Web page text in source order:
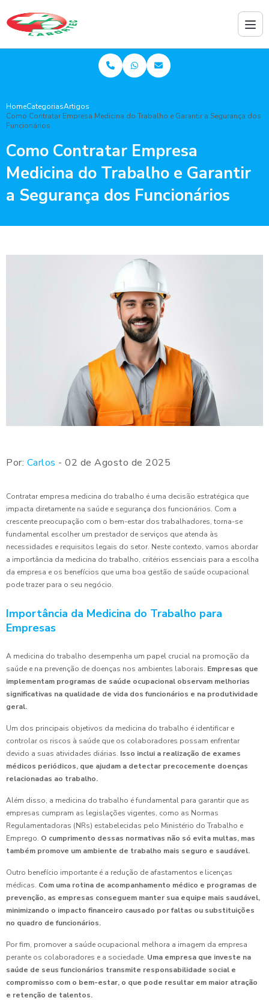
HomeCategoriasArtigos
Como Contratar Empresa Medicina do Trabalho e Garantir a Segurança dos
Funcionários
Como Contratar Empresa
Medicina do Trabalho e Garantir
a Segurança dos Funcionários
Por: Carlos - 02 de Agosto de 2025
Contratar empresa medicina do trabalho é uma decisão estratégica que
impacta diretamente na saúde e segurança dos funcionários. Com a
crescente preocupação com o bem-estar dos trabalhadores, torna-se
fundamental escolher um prestador de serviços que atenda às
necessidades e requisitos legais do setor. Neste contexto, vamos abordar
a importância da medicina do trabalho, critérios essenciais para a escolha
da empresa e os benefícios que uma boa gestão de saúde ocupacional
pode trazer para o seu negócio.
Importância da Medicina do Trabalho para
Empresas
A medicina do trabalho desempenha um papel crucial na promoção da
saúde e na prevenção de doenças nos ambientes laborais. Empresas que
implementam programas de saúde ocupacional observam melhorias
significativas na qualidade de vida dos funcionários e na produtividade
geral.
Um dos principais objetivos da medicina do trabalho é identificar e
controlar os riscos à saúde que os colaboradores possam enfrentar
devido a suas atividades diárias. Isso inclui a realização de exames
médicos periódicos, que ajudam a detectar precocemente doenças
relacionadas ao trabalho.
Além disso, a medicina do trabalho é fundamental para garantir que as
empresas cumpram as legislações vigentes, como as Normas
Regulamentadoras (NRs) estabelecidas pelo Ministério do Trabalho e
Emprego. O cumprimento dessas normativas não só evita multas, mas
também promove um ambiente de trabalho mais seguro e saudável.
Outro benefício importante é a redução de afastamentos e licenças
médicas. Com uma rotina de acompanhamento médico e programas de
prevenção, as empresas conseguem manter sua equipe mais saudável,
minimizando o impacto financeiro causado por faltas ou substituições
no quadro de funcionários.
Por fim, promover a saúde ocupacional melhora a imagem da empresa
perante os colaboradores e a sociedade. Uma empresa que investe na
saúde de seus funcionários transmite responsabilidade social e
compromisso com o bem-estar, o que pode resultar em maior atração
e retenção de talentos.